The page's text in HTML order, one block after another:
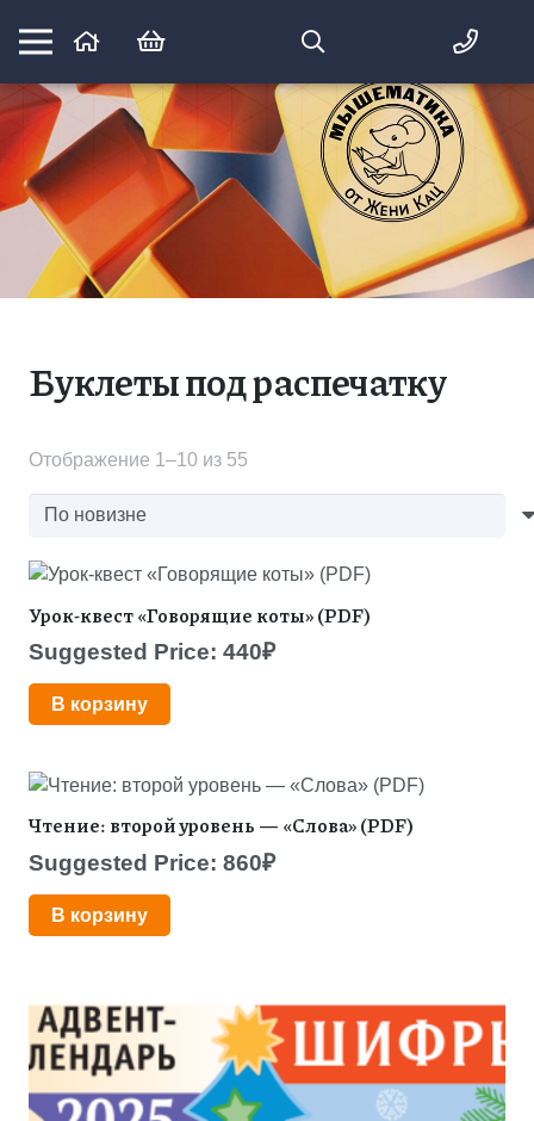
Математика вприпрыжку:
идеи и игры для детей и их родителей
Буклеты под распечатку
Отображение 1–10 из 55
Урок-квест «Говорящие коты» (PDF)
Suggested Price: 440₽
В корзину
Чтение: второй уровень — «Слова» (PDF)
Suggested Price: 860₽
В корзину